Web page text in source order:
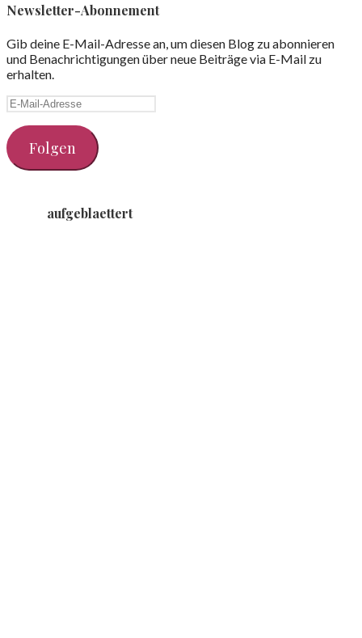
Newsletter-Abonnement
Gib deine E-Mail-Adresse an, um diesen Blog zu abonnieren
und Benachrichtigungen über neue Beiträge via E-Mail zu
erhalten.
E-
Adresse
Folgen
aufgeblaettert